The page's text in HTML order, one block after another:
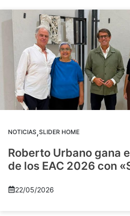
NOTICIAS,SLIDER HOME
Roberto Urbano gana
de los EAC 2026 con
22/05/2026